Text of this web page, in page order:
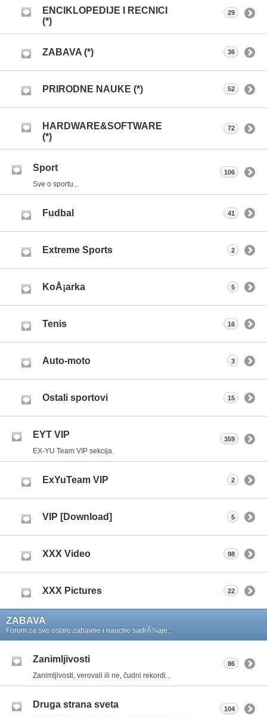
ENCIKLOPEDIJE I RECNICI
(*)
29
ZABAVA (*) 36
PRIRODNE NAUKE (*) 52
HARDWARE&SOFTWARE
(*)
72
Sport
Sve o sportu...
106
Fudbal 41
Extreme Sports 2
KoÅ¡arka 5
Tenis 16
Auto-moto 3
Ostali sportovi 15
EYT VIP
EX-YU Team VIP sekcija.
359
ExYuTeam VIP 2
VIP [Download] 5
XXX Video 98
XXX Pictures 22
ZABAVA
Forum za sve ostale zabavne i naucne sadrÅ¾aje...
Zanimljivosti
Zanimljivosti, verovali ili ne, čudni rekordi...
86
Druga strana sveta 104